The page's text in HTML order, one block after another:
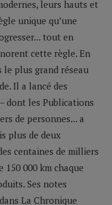
leurs hauts et
unique qu’une
tout en
cette règle. En
le plus grand réseau
Il a lancé des
dont les Publications
de personnes... a
plus de deux
centaines de milliers
150 000 km chaque
Ses notes
La Chronique